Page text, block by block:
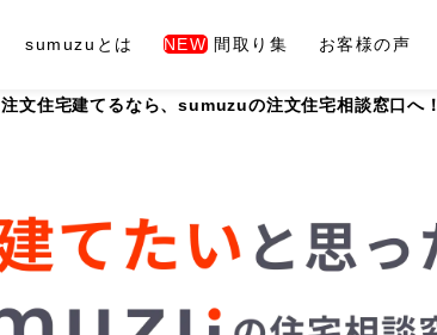
sumuzuとは NEW間取り集 お客様の声
注文住宅建てるなら、sumuzuの注文住宅相談窓口へ！